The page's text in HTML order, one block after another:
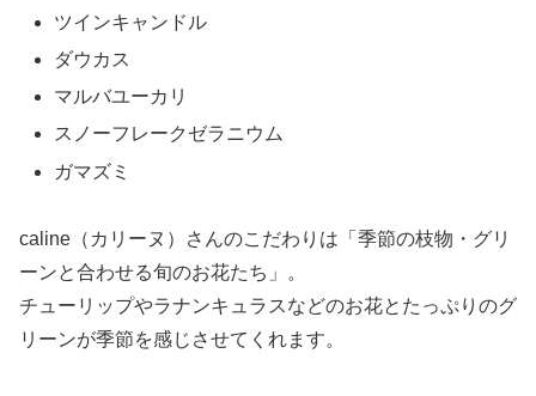
ツインキャンドル
ダウカス
マルバユーカリ
スノーフレークゼラニウム
ガマズミ
caline（カリーヌ）さんのこだわりは「季節の枝物・グリ
ーンと合わせる旬のお花たち」。
チューリップやラナンキュラスなどのお花とたっぷりのグ
リーンが季節を感じさせてくれます。